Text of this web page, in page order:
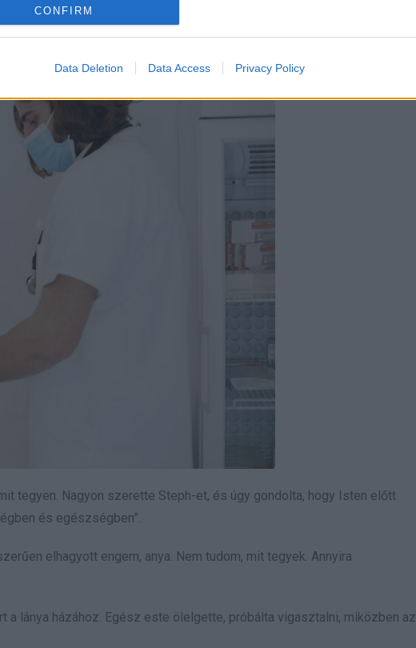
CONFIRM
Data Deletion Data Access Privacy Policy
részét így tudnám leélni. El kellene válnunk – mondta Steph, mielőtt
tegyen. Nagyon szerette Steph-et, és úgy gondolta, hogy Isten előtt
és egészségben”.
elhagyott engem, anya. Nem tudom, mit tegyek. Annyira
a lánya házához. Egész este ölelgette, próbálta vigasztalni, miközben az